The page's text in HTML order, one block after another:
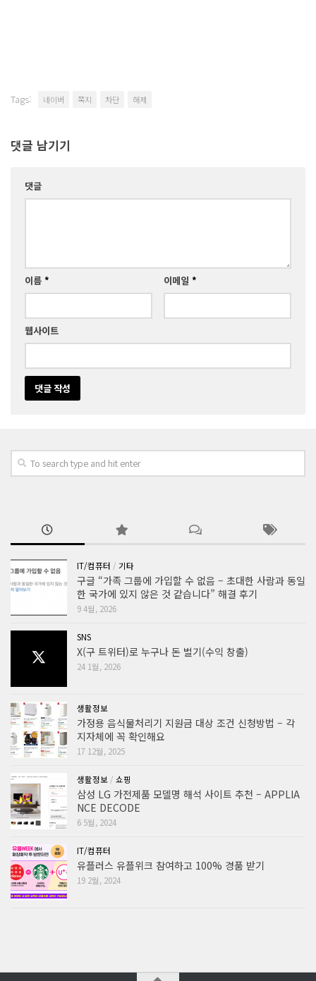
Tags: 네이버 쪽지 차단 해제
댓글 남기기
댓글
이름 * 이메일 *
웹사이트
IT/컴퓨터 / 기타
구글 “가족 그룹에 가입할 수 없음 – 초대한 사람과 동일
한 국가에 있지 않은 것 같습니다” 해결 후기
9 4월, 2026
SNS
X(구 트위터)로 누구나 돈 벌기(수익 창출)
24 1월, 2026
생활정보
가정용 음식물처리기 지원금 대상 조건 신청방법 – 각
지자체에 꼭 확인해요
17 12월, 2025
생활정보 / 쇼핑
삼성 LG 가전제품 모델명 해석 사이트 추천 – APPLIA
NCE DECODE
6 5월, 2024
IT/컴퓨터
유플러스 유플위크 참여하고 100% 경품 받기
19 2월, 2024